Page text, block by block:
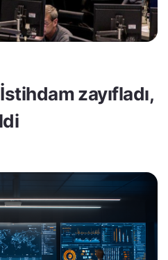
zayıfladı,